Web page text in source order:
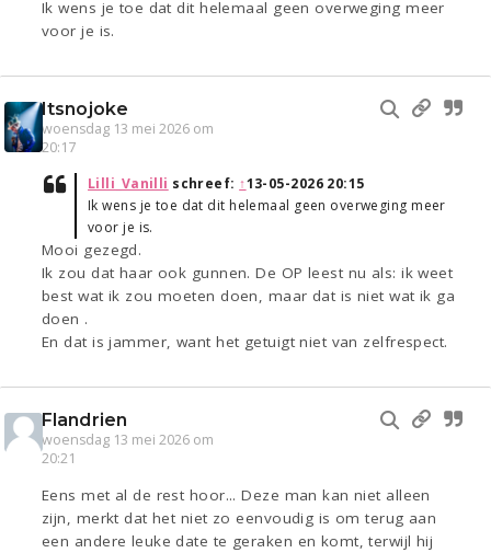
Ik wens je toe dat dit helemaal geen overweging meer
voor je is.
Itsnojoke
woensdag 13 mei 2026 om
20:17
Lilli_Vanilli schreef: ↑13-05-2026 20:15
Ik wens je toe dat dit helemaal geen overweging meer
voor je is.
Mooi gezegd.
Ik zou dat haar ook gunnen. De OP leest nu als: ik weet
best wat ik zou moeten doen, maar dat is niet wat ik ga
doen .
En dat is jammer, want het getuigt niet van zelfrespect.
Flandrien
woensdag 13 mei 2026 om
20:21
Eens met al de rest hoor... Deze man kan niet alleen
zijn, merkt dat het niet zo eenvoudig is om terug aan
een andere leuke date te geraken en komt, terwijl hij